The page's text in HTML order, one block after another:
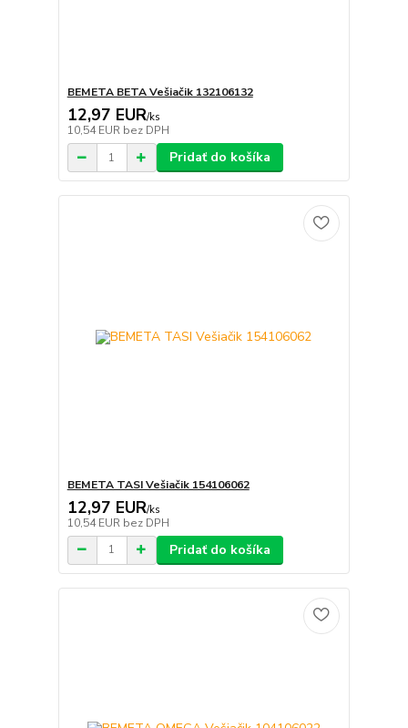
BEMETA BETA Vešiačik 132106132
12,97 EUR/ks
10,54 EUR bez DPH
Pridať do košíka
BEMETA TASI Vešiačik 154106062
12,97 EUR/ks
10,54 EUR bez DPH
Pridať do košíka